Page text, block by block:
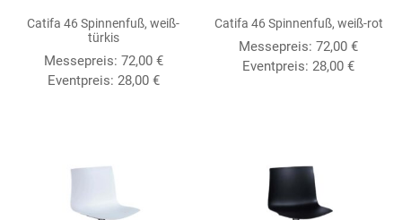
Catifa 46 Spinnenfuß, weiß-
türkis
Messepreis: 72,00 €
Eventpreis: 28,00 €
Catifa 46 Spinnenfuß, weiß-rot
Messepreis:72,00€
Eventpreis:28,00€